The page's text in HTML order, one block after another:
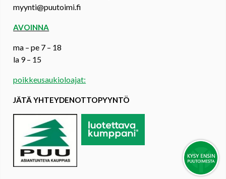
myynti@puutoimi.fi
AVOINNA
ma – pe 7 – 18
la 9 – 15
poikkeusaukioloajat:
JÄTÄ YHTEYDENOTTOPYYNTÖ